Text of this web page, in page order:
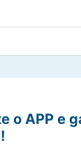
o APP e